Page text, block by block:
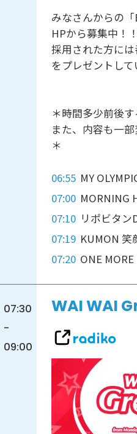
みなさんからの「
HPから募集中！！
採用された方に
をプレゼントして
＊時間多少前後す
また、内容も一
＊
06:55 MY
07:00 MORNING
07:10 リポビタン
07:19 KUMON
07:20 ONE MORE
07:30
-
09:00
WAI WAI